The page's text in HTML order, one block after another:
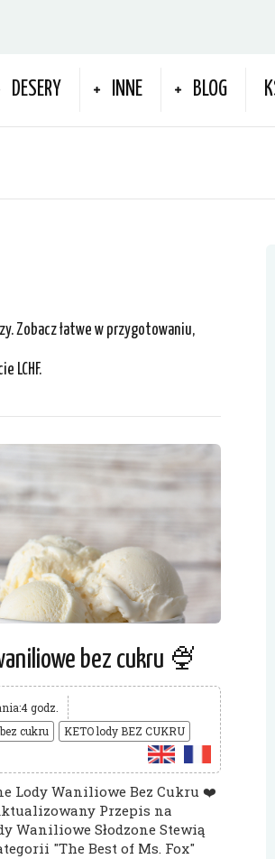
DESERY INNE BLOG
Zobacz łatwe w przygotowaniu,
LCHF.
bez cukru 🍨
godz.
cukru
KETO lody BEZ CUKRU
Lody Waniliowe Bez Cukru ❤️
Przepis na
Waniliowe Słodzone Stewią
"The Best of Ms. Fox"